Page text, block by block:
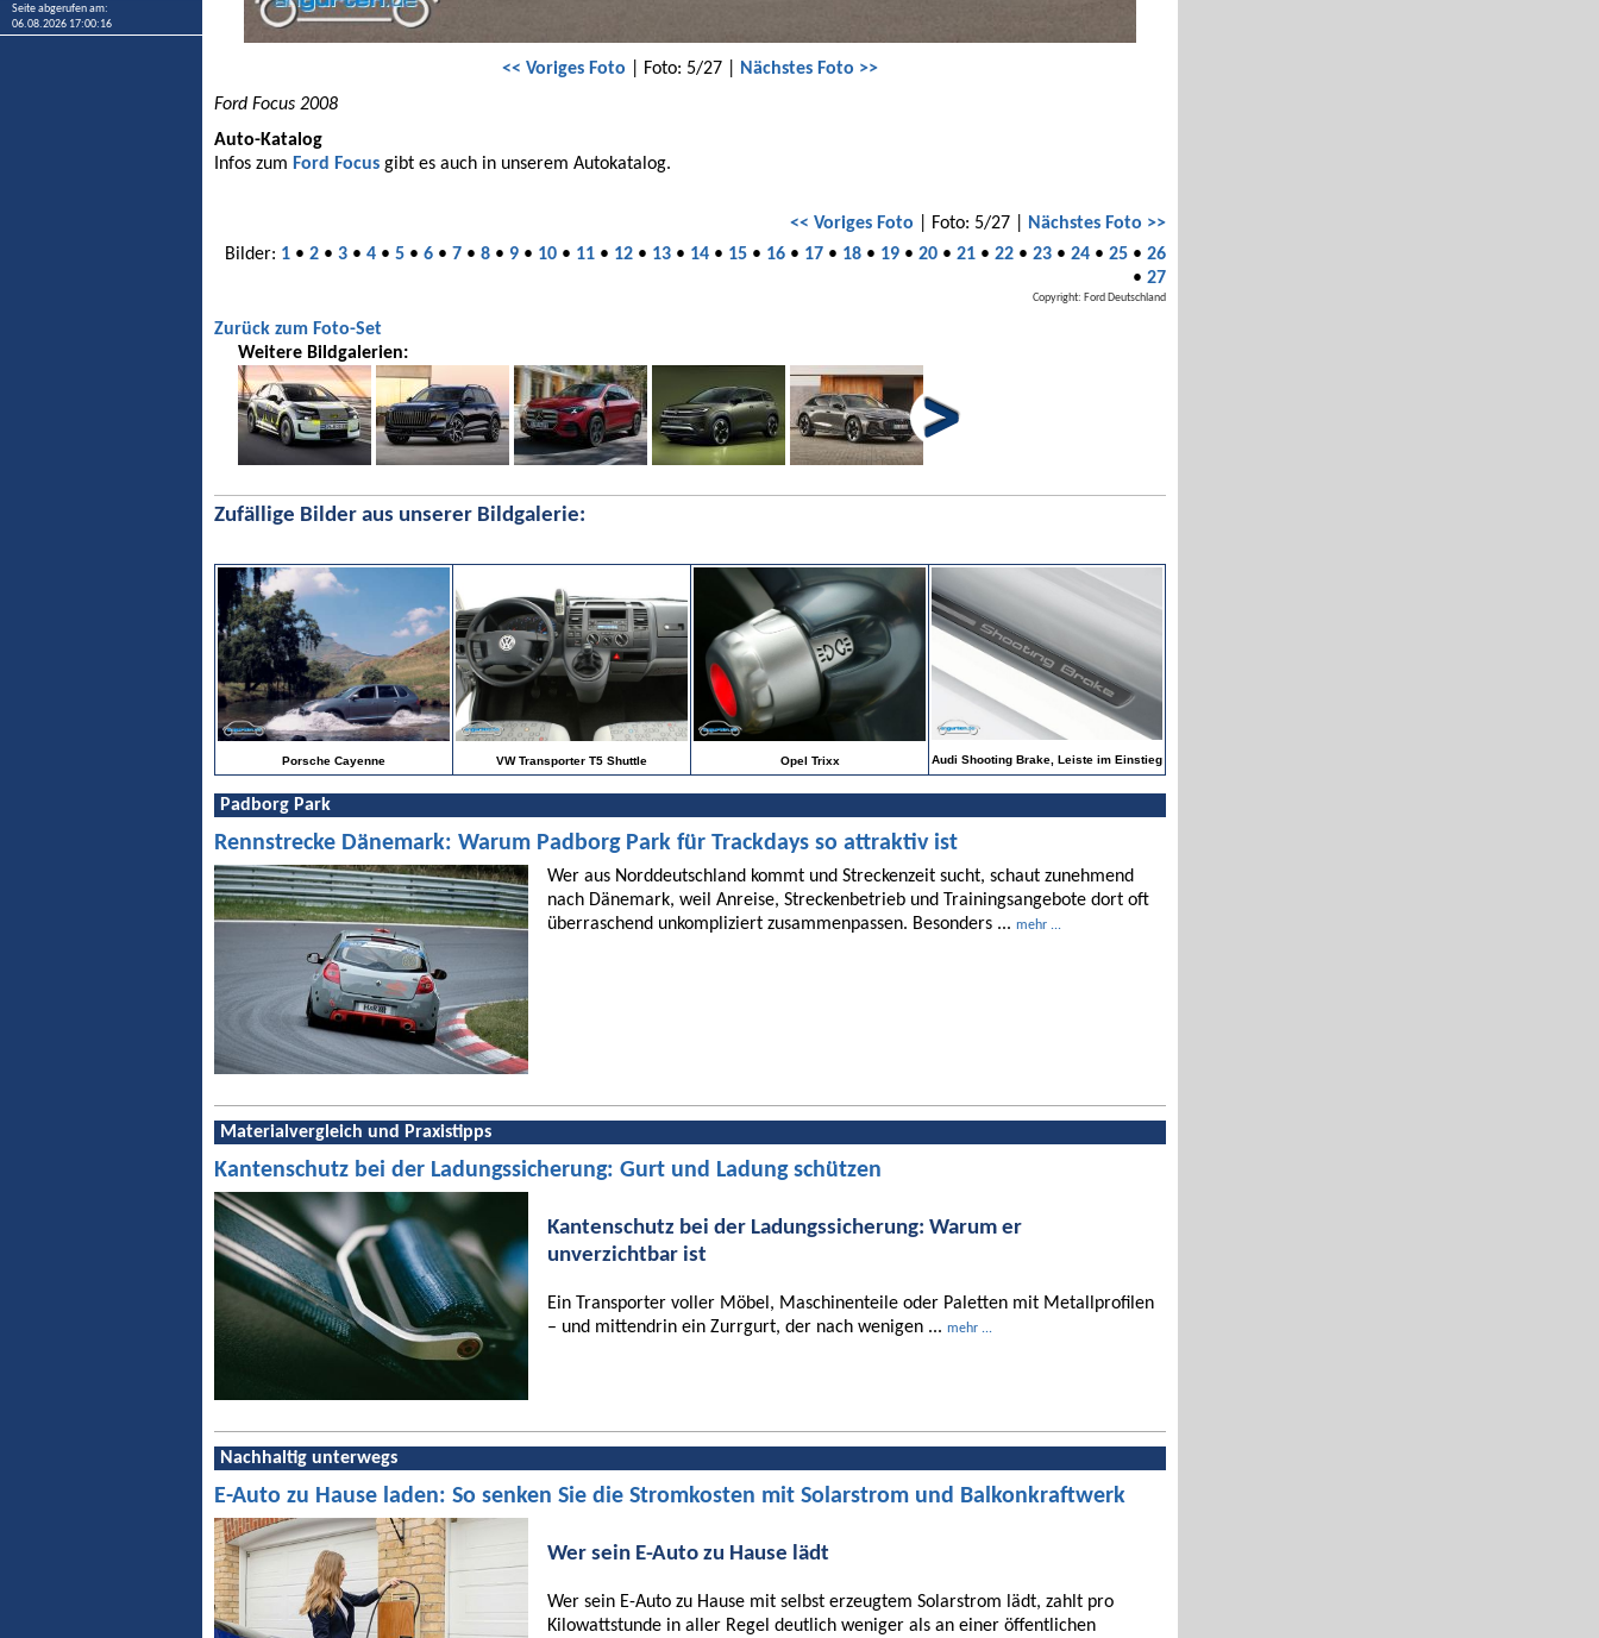
Seite abgerufen am:
06.08.2026 17:00:16
<< Voriges Foto | Foto: 5/27 |
Nächstes Foto >>
Ford Focus 2008
Auto-Katalog
Infos zum Ford Focus gibt es auch in unserem Autokatalog.
<< Voriges Foto | Foto: 5/27 |
Nächstes Foto >>
Bilder: 1 • 2 • 3 • 4 • 5 • 6 • 7 • 8 • 9 • 10 • 11 • 12 • 13 • 14 • 15 • 16 • 17 • 18 • 19 • 20 • 21 • 22 • 23 • 24 • 25 • 26
• 27
Copyright: Ford Deutschland
Zurück zum Foto-Set
Weitere Bildgalerien:
Zufällige Bilder aus unserer Bildgalerie:
Porsche Cayenne VW Transporter T5 Shuttle Opel Trixx Audi Shooting Brake, Leiste im Einstieg
Padborg Park
Rennstrecke Dänemark: Warum Padborg Park für Trackdays so attraktiv ist
Wer aus Norddeutschland kommt und Streckenzeit sucht, schaut zunehmend
nach Dänemark, weil Anreise, Streckenbetrieb und Trainingsangebote dort oft
überraschend unkompliziert zusammenpassen. Besonders ... mehr ...
Materialvergleich und Praxistipps
Kantenschutz bei der Ladungssicherung: Gurt und Ladung schützen
Kantenschutz bei der Ladungssicherung: Warum er
unverzichtbar ist
Ein Transporter voller Möbel, Maschinenteile oder Paletten mit Metallprofilen
– und mittendrin ein Zurrgurt, der nach wenigen ... mehr ...
Nachhaltig unterwegs
E-Auto zu Hause laden: So senken Sie die Stromkosten mit Solarstrom und Balkonkraftwerk
Wer sein E-Auto zu Hause lädt
Wer sein E-Auto zu Hause mit selbst erzeugtem Solarstrom lädt, zahlt pro
Kilowattstunde in aller Regel deutlich weniger als an einer öffentlichen